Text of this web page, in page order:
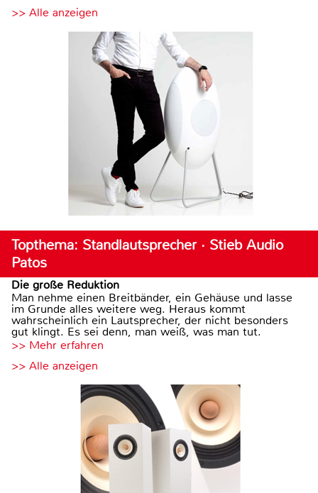
>> Alle anzeigen
Topthema: Standlautsprecher · Stieb Audio
Patos
Die große Reduktion
Man nehme einen Breitbänder, ein Gehäuse und lasse
im Grunde alles weitere weg. Heraus kommt
wahrscheinlich ein Lautsprecher, der nicht besonders
gut klingt. Es sei denn, man weiß, was man tut.
>> Mehr erfahren
>> Alle anzeigen